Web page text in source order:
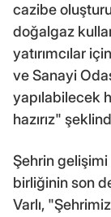
cazibe
doğalgaz
yatırımcılar
ve Sanayi
yapılabilecek
hazırız"
Şehrin
birliğinin son
Varlı,